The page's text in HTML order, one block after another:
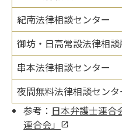
紀南法律相談センター
御坊・日高常設法律相
串本法律相談センター
夜間無料法律相談センタ
参考： 日本弁護士連合
連合会」